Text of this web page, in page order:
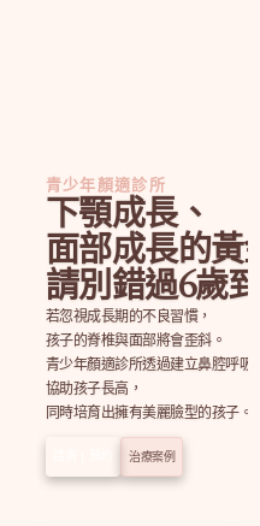
青少年顏適診所
下顎成長、
面部成長的黃
請別錯過6歲
若忽視成長期的不良習慣，
孩子的脊椎與面部將會歪斜。
青少年顏適診所透過建立鼻腔呼吸
協助孩子長高，
同時培育出擁有美麗臉型的孩子。
治療案例